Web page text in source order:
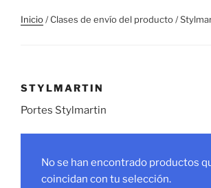
Inicio/ Clases de envío del producto /
STYLMARTIN
Portes Stylmartin
No se han encontrado productos
coincidan con tu selección.